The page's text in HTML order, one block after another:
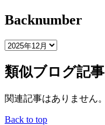
Backnumber
類似ブログ記事
関連記事はありません。
Back to top